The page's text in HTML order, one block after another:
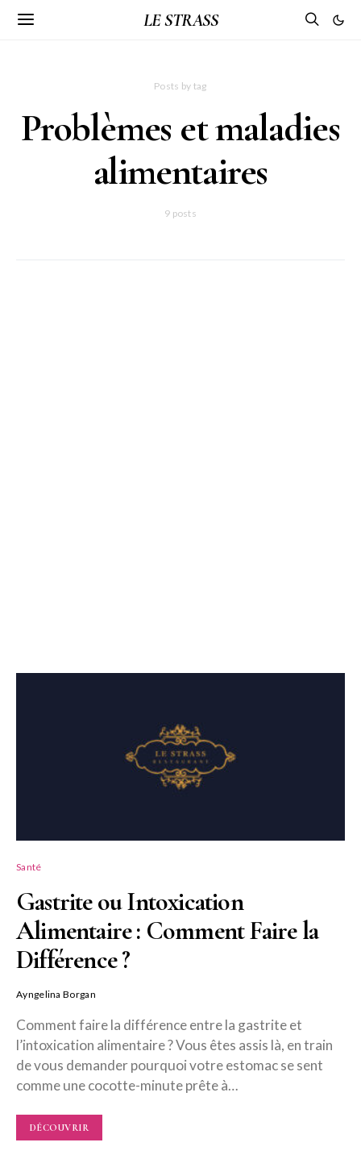
LE STRASS
Posts by tag
Problèmes et maladies
alimentaires
9 posts
Santé
Gastrite ou Intoxication
Alimentaire : Comment Faire la
Différence ?
Ayngelina Borgan
Comment faire la différence entre la gastrite et
l’intoxication alimentaire ? Vous êtes assis là, en train
de vous demander pourquoi votre estomac se sent
comme une cocotte-minute prête à…
DÉCOUVRIR